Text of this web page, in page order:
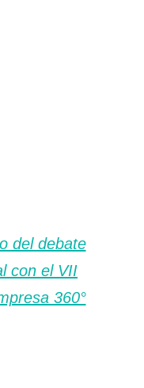
del debate
con el VII
360°